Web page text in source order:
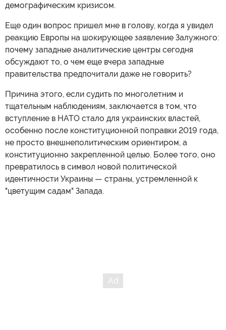
демографическим кризисом.
Еще один вопрос пришел мне в голову, когда я увидел
реакцию Европы на шокирующее заявление Залужного:
почему западные аналитические центры сегодня
обсуждают то, о чем еще вчера западные
правительства предпочитали даже не говорить?
Причина этого, если судить по многолетним и
тщательным наблюдениям, заключается в том, что
вступление в НАТО стало для украинских властей,
особенно после конституционной поправки 2019 года,
не просто внешнеполитическим ориентиром, а
конституционно закрепленной целью. Более того, оно
превратилось в символ новой политической
идентичности Украины — страны, устремленной к
"цветущим садам" Запада.